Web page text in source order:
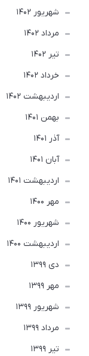
شهریور 1402
مرداد 1402
تير 1402
خرداد 1402
ارديبهشت 1402
بهمن 1401
آذر 1401
آبان 1401
ارديبهشت 1401
مهر 1400
شهریور 1400
ارديبهشت 1400
دی 1399
مهر 1399
شهریور 1399
مرداد 1399
تير 1399